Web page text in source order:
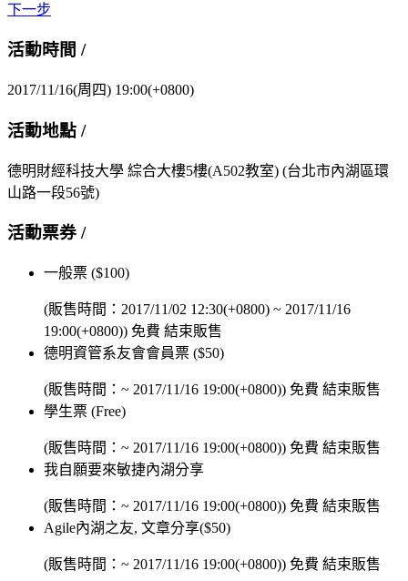
下一步
活動時間 /
2017/11/16(周四) 19:00(+0800)
活動地點 /
德明財經科技大學 綜合大樓5樓(A502教室) (台北市內湖區環
山路一段56號)
活動票券 /
一般票 ($100)
(販售時間： 2017/11/02 12:30(+0800) ~ 2017/11/16
19:00(+0800)) 免費 結束販售
德明資管系友會會員票 ($50)
(販售時間：~ 2017/11/16 19:00(+0800)) 免費 結束販售
學生票 (Free)
(販售時間：~ 2017/11/16 19:00(+0800)) 免費 結束販售
我自願要來敏捷內湖分享
(販售時間：~ 2017/11/16 19:00(+0800)) 免費 結束販售
Agile內湖之友, 文章分享($50)
(販售時間：~ 2017/11/16 19:00(+0800)) 免費 結束販售